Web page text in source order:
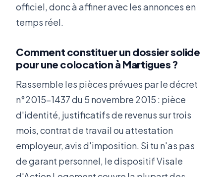
officiel, donc à affiner avec les annonces en
temps réel.
Comment constituer un dossier solide
pour une colocation à Martigues ?
Rassemble les pièces prévues par le décret
n°2015-1437 du 5 novembre 2015 : pièce
d'identité, justificatifs de revenus sur trois
mois, contrat de travail ou attestation
employeur, avis d'imposition. Si tu n'as pas
de garant personnel, le dispositif Visale